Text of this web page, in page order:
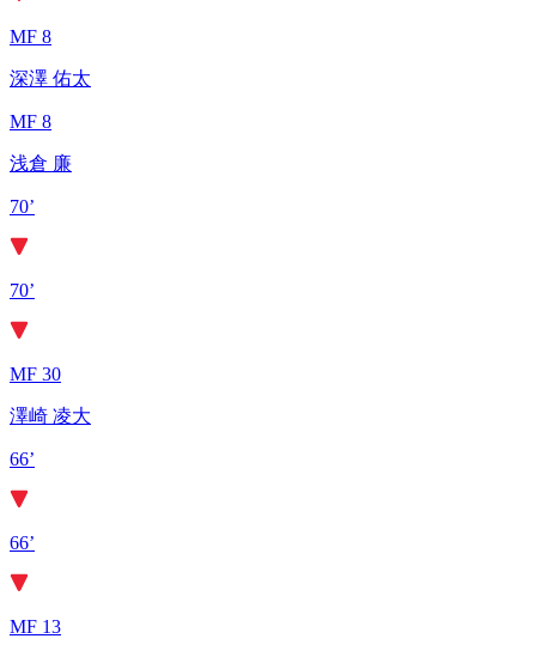
MF 8
深澤 佑太
MF 8
浅倉 廉
70’
70’
MF 30
澤崎 凌大
66’
66’
MF 13